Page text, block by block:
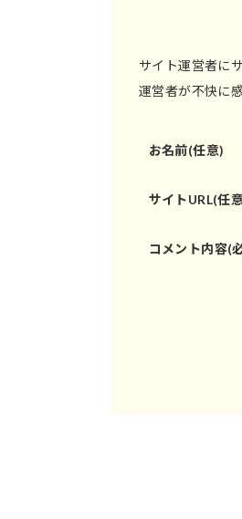
サイト運営者に
運営者が不快に
お名前(任意)
サイトURL(任
コメント内容(